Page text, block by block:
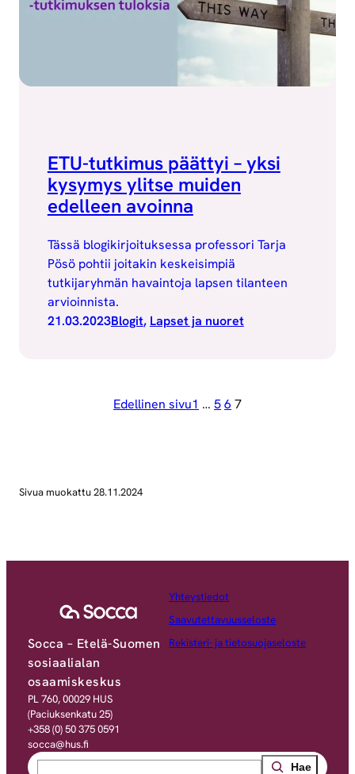
ETU-tutkimus päättyi – yksi
kysymys ylitse muiden
edelleen avoinna
Tässä blogikirjoituksessa professori Tarja
Pösö pohtii joitakin keskeisimpiä
tutkijaryhmän havaintoja lapsen tilanteen
arvioinnista.
21.03.2023Blogit, Lapset ja nuoret
Edellinen sivu1 … 56 7
Sivua muokattu 28.11.2024
Socca – Etelä-Suomen
sosiaalialan
osaamiskeskus
PL 760, 00029 HUS
(Paciuksenkatu 25)
+358 (0) 50 375 0591
socca@hus.fi
Yhteystiedot
Saavutettavuusseloste
Rekisteri- ja tietosuojaseloste
Search